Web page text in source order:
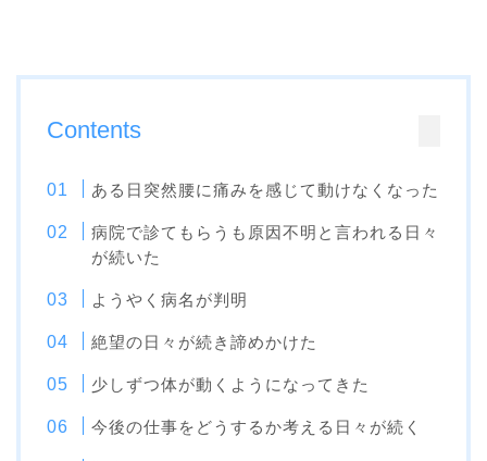
Contents
ある日突然腰に痛みを感じて動けなくなった
病院で診てもらうも原因不明と言われる日々
が続いた
ようやく病名が判明
絶望の日々が続き諦めかけた
少しずつ体が動くようになってきた
今後の仕事をどうするか考える日々が続く